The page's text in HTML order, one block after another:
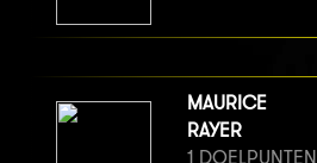
MAURICE
RAYER
1 DOELPUNTEN